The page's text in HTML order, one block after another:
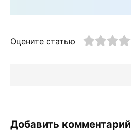
Оцените статью
Добавить комментарий